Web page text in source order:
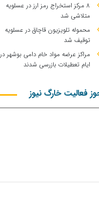
۸ مرکز استخراج رمز ارز در عسلویه
متلاشی شد
محموله تلویزیون قاچاق در عسلویه
توقیف شد
مراکز عرضه مواد خام دامی بوشهر در
ایام تعطیلات بازرسی شدند
فعالیت خارگ نیوز